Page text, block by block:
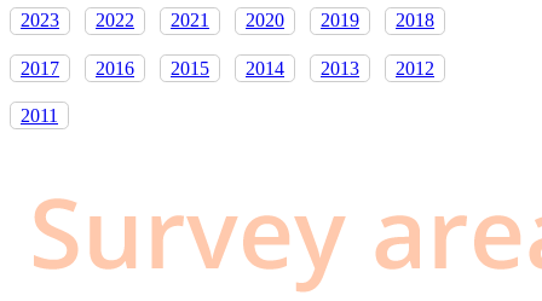
2023 2022 2021 2020 2019 2018
2017 2016 2015 2014 2013 2012
2011